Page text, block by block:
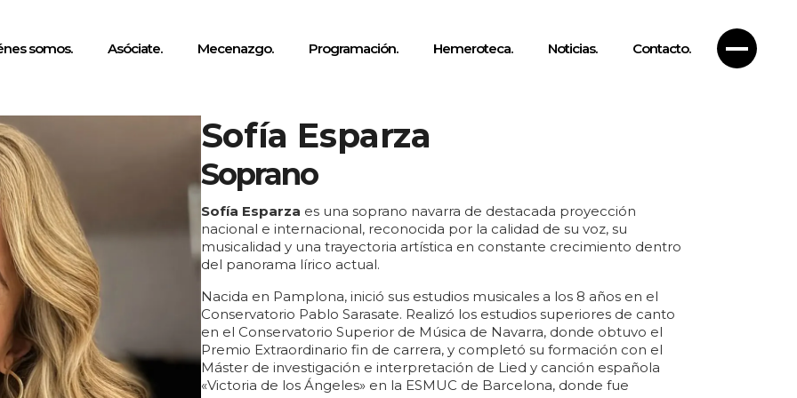
somos. Asóciate. Mecenazgo. Programación. Hemeroteca. Noticias. Contacto.
Sofía Esparza
Soprano
Sofía Esparza es una soprano navarra de destacada proyección
nacional e internacional, reconocida por la calidad de su voz, su
musicalidad y una trayectoria artística en constante crecimiento dentro
del panorama lírico actual.
Nacida en Pamplona, inició sus estudios musicales a los 8 años en el
Conservatorio Pablo Sarasate. Realizó los estudios superiores de canto
en el Conservatorio Superior de Música de Navarra, donde obtuvo el
Premio Extraordinario fin de carrera, y completó su formación con el
Máster de investigación e interpretación de Lied y canción española
«Victoria de los Ángeles» en la ESMUC de Barcelona, donde fue